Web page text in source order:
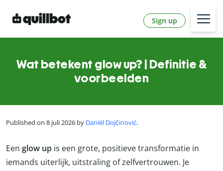
Sign up
Wat betekent glow up? | Definitie &
voorbeelden
Published on 8 juli 2026 by Daniël Dojčinović.
Een glow up is een grote, positieve transformatie in
iemands uiterlijk, uitstraling of zelfvertrouwen. Je